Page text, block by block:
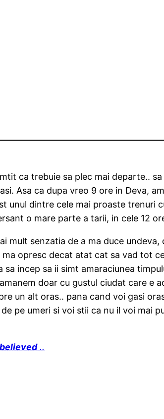
ca trebuie sa plec mai departe..
Asa ca dupa vreo 9 ore in Deva,
unul dintre cele mai proaste trenuri
o mare parte a tarii, in cele 12
mult senzatia de a ma duce undeva,
opresc decat atat cat sa vad tot
incep sa ii simt amaraciunea
doar cu gustul ciudat care e
un alt oras.. pana cand voi gasi
pe umeri si voi stii ca nu il voi mai
..